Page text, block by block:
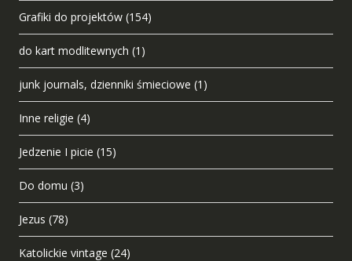
Grafiki do projektów (154)
do kart modlitewnych (1)
junk journals, dzienniki śmieciowe (1)
Inne religie (4)
Jedzenie I picie (15)
Do domu (3)
Jezus (78)
Katolickie vintage (24)